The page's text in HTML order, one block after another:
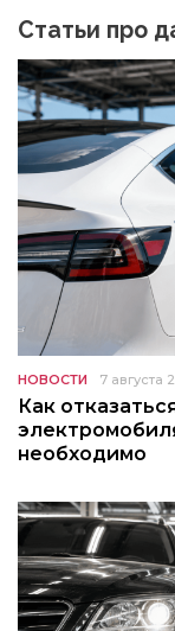
Статьи про
НОВОСТИ 7 августа
Как
необходимо